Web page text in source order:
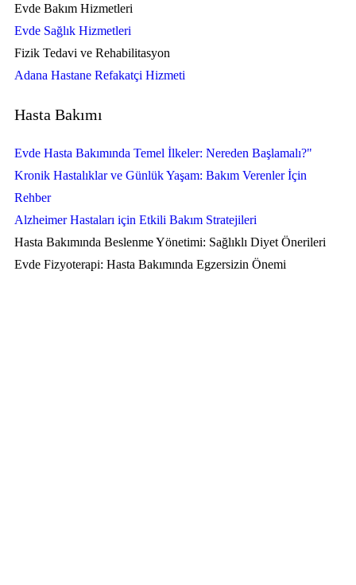
Evde Bakım Hizmetleri
Evde Sağlık Hizmetleri
Fizik Tedavi ve Rehabilitasyon
Adana Hastane Refakatçi Hizmeti
Hasta Bakımı
Evde Hasta Bakımında Temel İlkeler: Nereden Başlamalı?"
Kronik Hastalıklar ve Günlük Yaşam: Bakım Verenler İçin
Rehber
Alzheimer Hastaları için Etkili Bakım Stratejileri
Hasta Bakımında Beslenme Yönetimi: Sağlıklı Diyet Önerileri
Evde Fizyoterapi: Hasta Bakımında Egzersizin Önemi